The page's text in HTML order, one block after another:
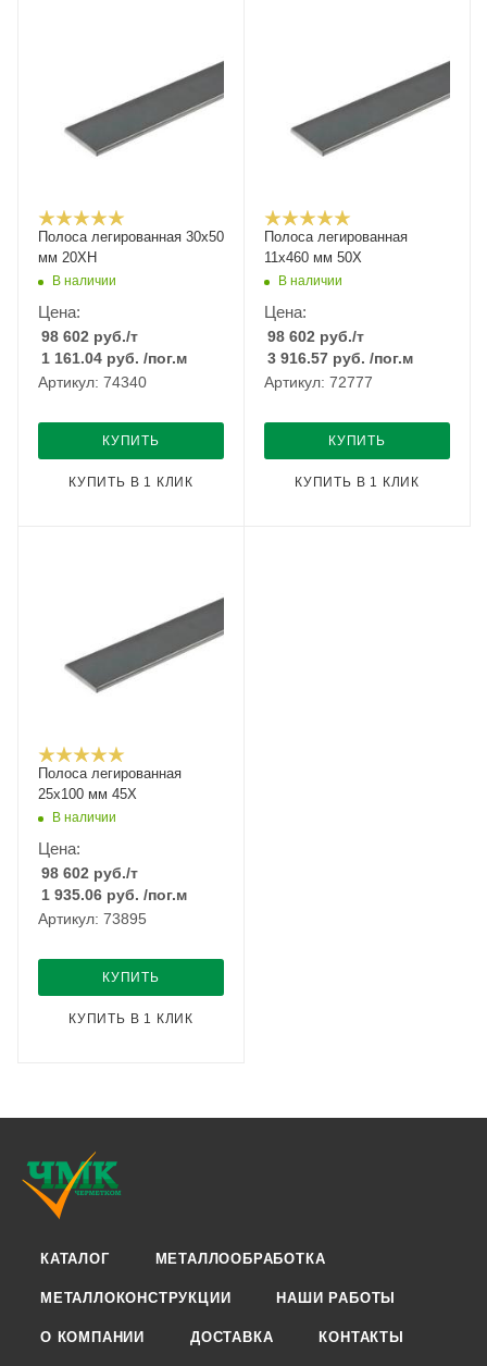
Полоса легированная 30х50
мм 20ХН
В наличии
Цена:
98 602 руб./т
1 161.04 руб. /пог.м
Артикул: 74340
КУПИТЬ
КУПИТЬ В 1 КЛИК
Полоса легированная
11х460 мм 50Х
В наличии
Цена:
98 602 руб./т
3 916.57 руб. /пог.м
Артикул: 72777
КУПИТЬ
КУПИТЬ В 1 КЛИК
Полоса легированная
25х100 мм 45Х
В наличии
Цена:
98 602 руб./т
1 935.06 руб. /пог.м
Артикул: 73895
КУПИТЬ
КУПИТЬ В 1 КЛИК
КАТАЛОГ МЕТАЛЛООБРАБОТКА
МЕТАЛЛОКОНСТРУКЦИИ НАШИ РАБОТЫ
О КОМПАНИИ ДОСТАВКА КОНТАКТЫ